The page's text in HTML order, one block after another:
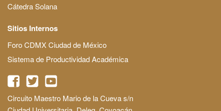
Cátedra Solana
Sitios Internos
Foro CDMX Ciudad de México
Sistema de Productividad Académica
Circuito Maestro Mario de la Cueva s/n